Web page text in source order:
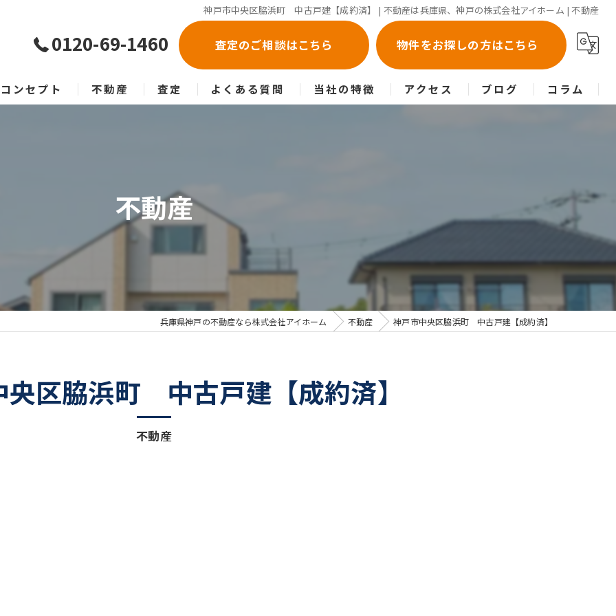
神戸市中央区脇浜町 中古戸建【成約済】 | 不動産は兵庫県、神戸の株式会社アイホーム | 不動産
0120-69-1460 査定のご相談はこちら 物件をお探しの方はこちら
コンセプト 不動産 査定 よくある質問 当社の特徴 アクセス ブログ コラム
不動産
兵庫県神戸の不動産なら株式会社アイホーム 不動産 神戸市中央区脇浜町 中古戸建【成約済】
不動産
央区脇浜町 中古戸建【成約済】